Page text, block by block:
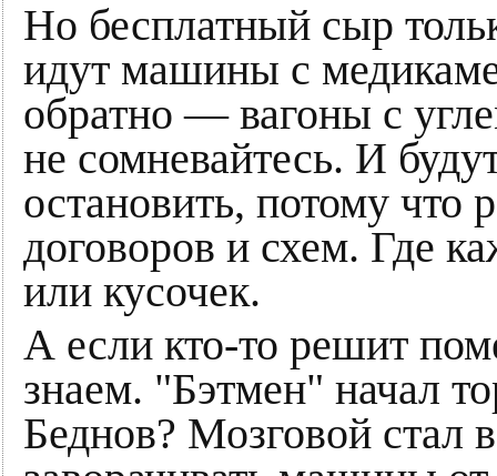
Но бесплатный сыр
идут машины с
обратно — вагоны с
не сомневайтесь. И
остановить, потому
договоров и схем. Где
или кусочек.
А если кто-то решит
знаем. "Бэтмен" начал
Беднов? Мозговой стал